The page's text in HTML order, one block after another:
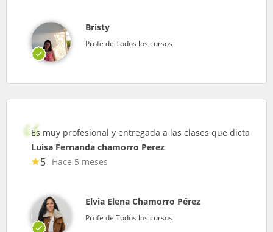
Bristy
Profe de Todos los cursos
Es muy profesional y entregada a las clases que dicta
Luisa Fernanda chamorro Perez
5 Hace 5 meses
Elvia Elena Chamorro Pérez
Profe de Todos los cursos